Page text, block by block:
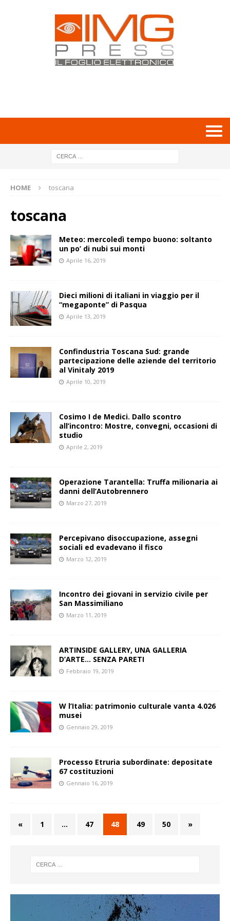
HOME toscana
toscana
Meteo: mercoledì tempo buono: soltanto
un po’ di nubi sui monti
Aprile 16, 2019
Dieci milioni di italiani in viaggio per il
“megaponte” di Pasqua
Aprile 13, 2019
Confindustria Toscana Sud: grande
partecipazione delle aziende del territorio
al Vinitaly 2019
Aprile 10, 2019
Cosimo I de Medici. Dallo scontro
all’incontro: Mostre, convegni, occasioni di
studio
Aprile 2, 2019
Operazione Tarantella: Truffa milionaria ai
danni dell’Autobrennero
Marzo 27, 2019
Percepivano disoccupazione, assegni
sociali ed evadevano il fisco
Marzo 12, 2019
Incontro dei giovani in servizio civile per
San Massimiliano
Marzo 11, 2019
ARTINSIDE GALLERY, UNA GALLERIA
D’ARTE… SENZA PARETI
Febbraio 19, 2019
W l’Italia: patrimonio culturale vanta 4.026
musei
Gennaio 29, 2019
Processo Etruria subordinate: depositate
67 costituzioni
Gennaio 16, 2019
« 1 … 47 48 49 50 »